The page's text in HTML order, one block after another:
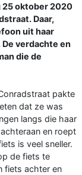
25 oktober 2020
Daar,
uit haar
verdachte en
die de
pakte
dat ze was
langs die haar
en roept
is veel sneller.
de fiets te
fiets achter en